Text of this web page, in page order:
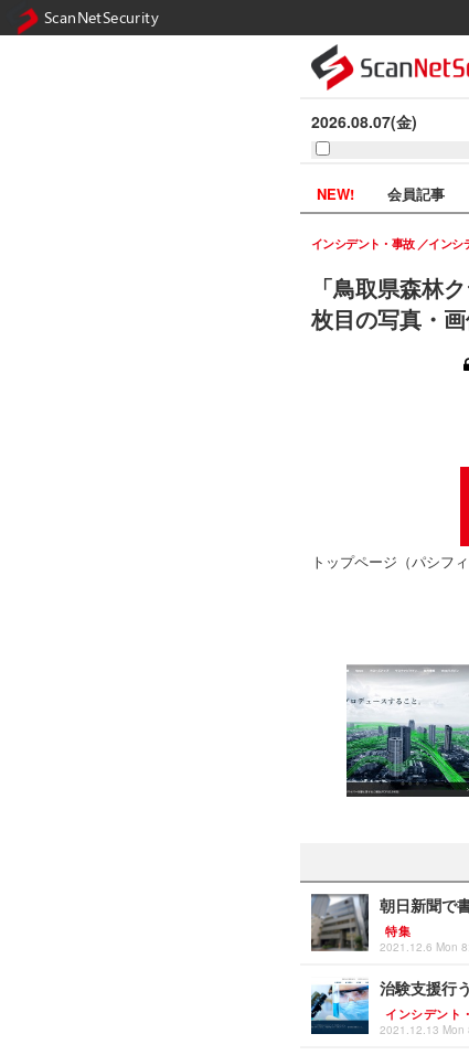
2026.08.07(金)
NEW! 会員記事
「鳥取県森林
枚目の写真・
インシデント・事故 インシ
トップページ（パシフ
朝日新聞で
特集
2021.12.6 Mon
治験支援行
インシデント
2021.12.13 Mon
ScanNetSecurity